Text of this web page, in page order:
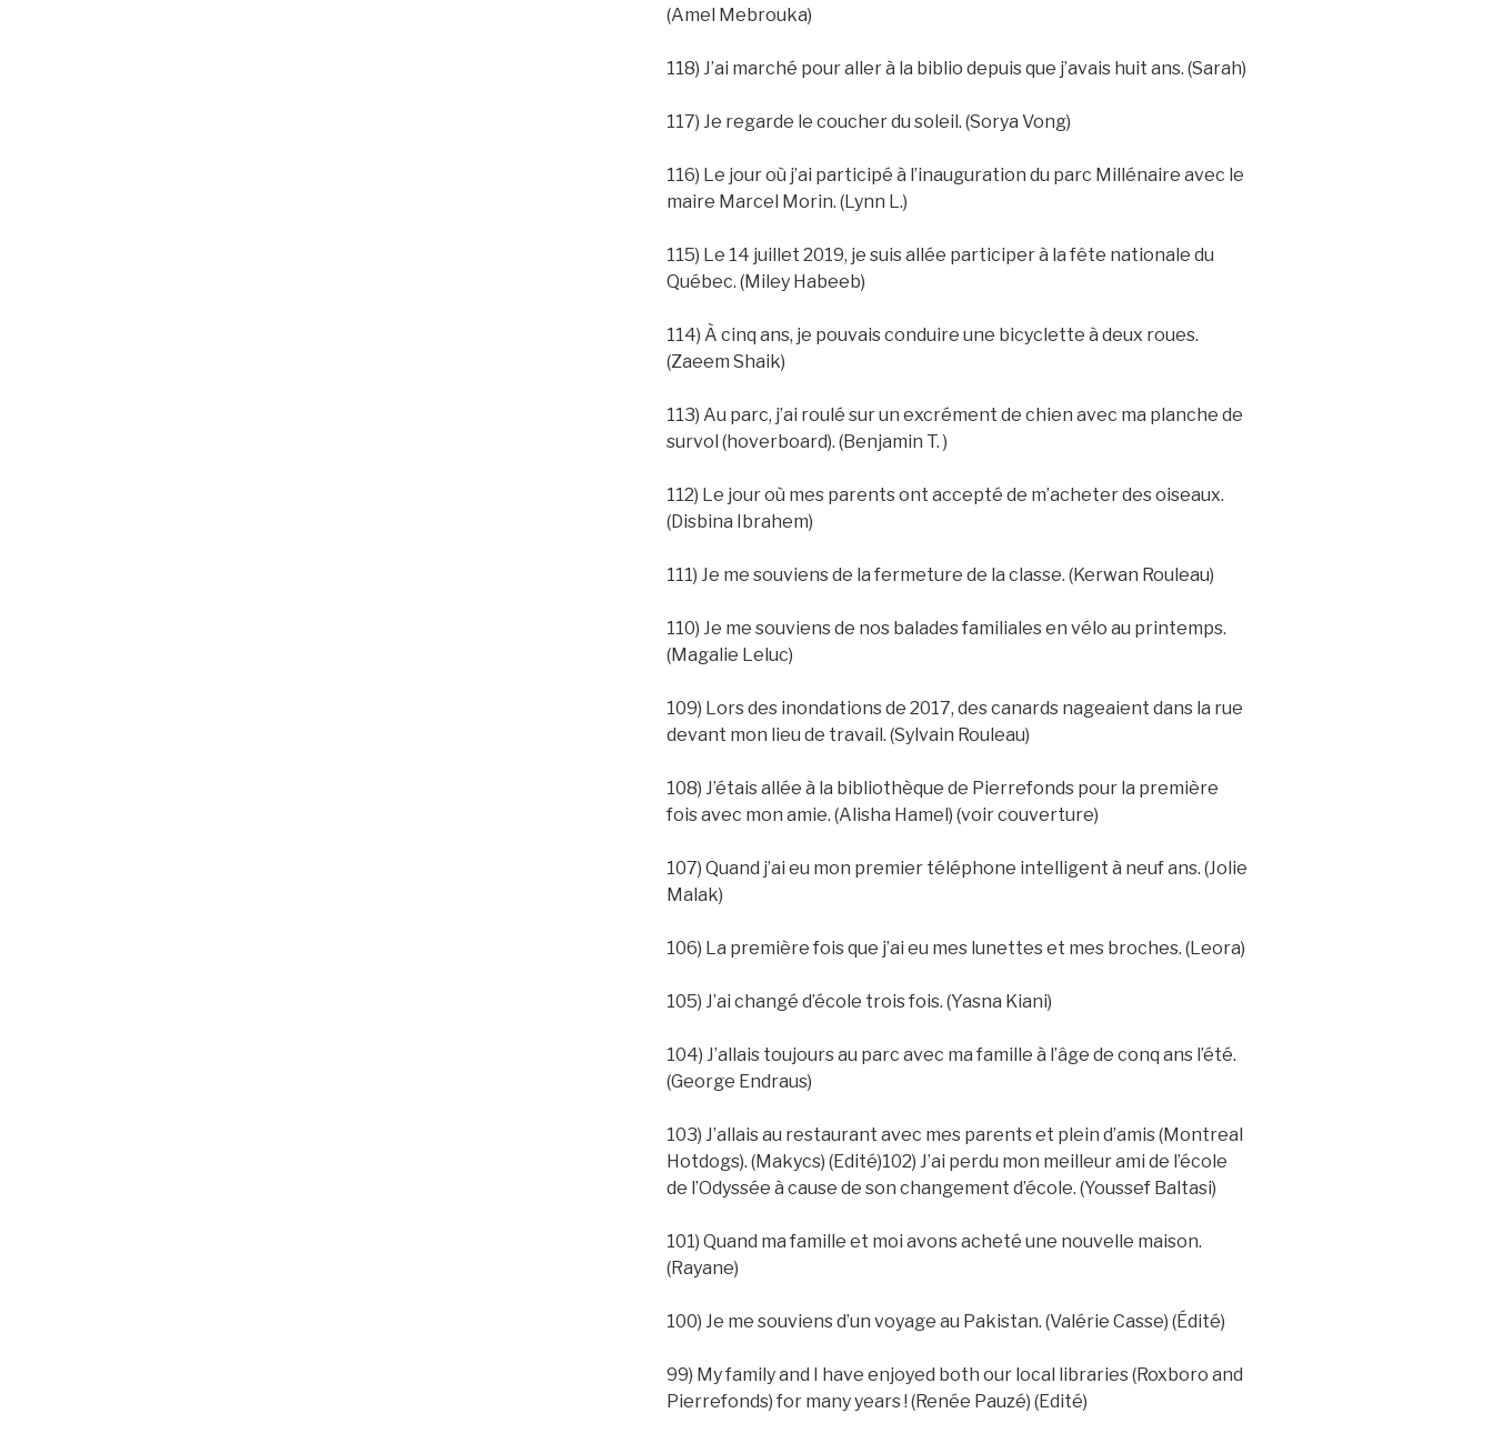
(Amel Mebrouka)
118) J’ai marché pour aller à la biblio depuis que j’avais huit ans. (Sarah)
117) Je regarde le coucher du soleil. (Sorya Vong)
116) Le jour où j’ai participé à l’inauguration du parc Millénaire avec le
maire Marcel Morin. (Lynn L.)
115) Le 14 juillet 2019, je suis allée participer à la fête nationale du
Québec. (Miley Habeeb)
114) À cinq ans, je pouvais conduire une bicyclette à deux roues.
(Zaeem Shaik)
113) Au parc, j’ai roulé sur un excrément de chien avec ma planche de
survol (hoverboard). (Benjamin T. )
112) Le jour où mes parents ont accepté de m’acheter des oiseaux.
(Disbina Ibrahem)
111) Je me souviens de la fermeture de la classe. (Kerwan Rouleau)
110) Je me souviens de nos balades familiales en vélo au printemps.
(Magalie Leluc)
109) Lors des inondations de 2017, des canards nageaient dans la rue
devant mon lieu de travail. (Sylvain Rouleau)
108) J’étais allée à la bibliothèque de Pierrefonds pour la première
fois avec mon amie. (Alisha Hamel) (voir couverture)
107) Quand j’ai eu mon premier téléphone intelligent à neuf ans. (Jolie
Malak)
106) La première fois que j’ai eu mes lunettes et mes broches. (Leora)
105) J’ai changé d’école trois fois. (Yasna Kiani)
104) J’allais toujours au parc avec ma famille à l’âge de conq ans l’été.
(George Endraus)
103) J’allais au restaurant avec mes parents et plein d’amis (Montreal
Hotdogs). (Makycs) (Edité)102) J’ai perdu mon meilleur ami de l’école
de l’Odyssée à cause de son changement d’école. (Youssef Baltasi)
101) Quand ma famille et moi avons acheté une nouvelle maison.
(Rayane)
100) Je me souviens d’un voyage au Pakistan. (Valérie Casse) (Édité)
99) My family and I have enjoyed both our local libraries (Roxboro and
Pierrefonds) for many years ! (Renée Pauzé) (Edité)